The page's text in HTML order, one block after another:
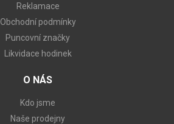
Reklamace
Obchodní podmínky
Puncovní značky
Likvidace hodinek
O NÁS
Kdo jsme
Naše prodejny